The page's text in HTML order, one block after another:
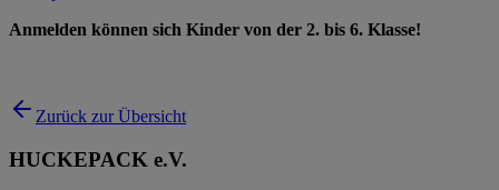
Anmelden können sich Kinder von der 2. bis 6. Klasse!
Zurück zur Übersicht
HUCKEPACK e.V.